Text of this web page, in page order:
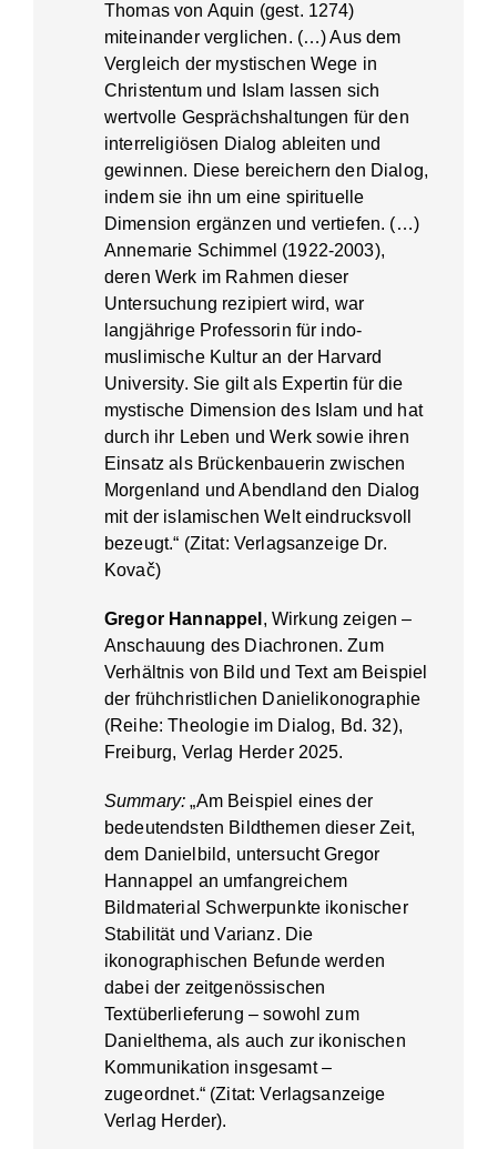
Thomas von Aquin (gest. 1274)
miteinander verglichen. (…) Aus dem
Vergleich der mystischen Wege in
Christentum und Islam lassen sich
wertvolle Gesprächshaltungen für den
interreligiösen Dialog ableiten und
gewinnen. Diese bereichern den Dialog,
indem sie ihn um eine spirituelle
Dimension ergänzen und vertiefen. (…)
Annemarie Schimmel (1922-2003),
deren Werk im Rahmen dieser
Untersuchung rezipiert wird, war
langjährige Professorin für indo-
muslimische Kultur an der Harvard
University. Sie gilt als Expertin für die
mystische Dimension des Islam und hat
durch ihr Leben und Werk sowie ihren
Einsatz als Brückenbauerin zwischen
Morgenland und Abendland den Dialog
mit der islamischen Welt eindrucksvoll
bezeugt.“ (Zitat: Verlagsanzeige Dr.
Kovač)
Gregor Hannappel , Wirkung zeigen –
Anschauung des Diachronen. Zum
Verhältnis von Bild und Text am Beispiel
der frühchristlichen Danielikonographie
(Reihe: Theologie im Dialog, Bd. 32),
Freiburg, Verlag Herder 2025.
Summary: „Am Beispiel eines der
bedeutendsten Bildthemen dieser Zeit,
dem Danielbild, untersucht Gregor
Hannappel an umfangreichem
Bildmaterial Schwerpunkte ikonischer
Stabilität und Varianz. Die
ikonographischen Befunde werden
dabei der zeitgenössischen
Textüberlieferung – sowohl zum
Danielthema, als auch zur ikonischen
Kommunikation insgesamt –
zugeordnet.“ (Zitat: Verlagsanzeige
Verlag Herder).